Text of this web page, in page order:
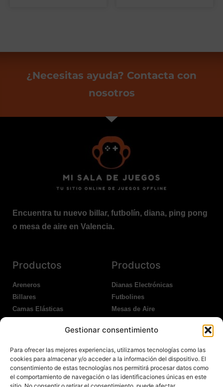
Gestionar consentimiento
Para ofrecer las mejores experiencias, utilizamos tecnologías como las
cookies para almacenar y/o acceder a la información del dispositivo. El
consentimiento de estas tecnologías nos permitirá procesar datos como
el comportamiento de navegación o las identificaciones únicas en este
¿Necesitas ayuda? Contacta con
nosotros
Encuentra tu nuevo billar, futbolín, diana, ping pong
o mesa de aire en Valencia.
Productos
Areneros
Billares
Camas Elásticas
Productos
Dianas Electrónicas
Futbolines
Mesas de Aire
Ping Pong Exterior
Nosotros
Atención al Cliente
Legales
Aviso Legal